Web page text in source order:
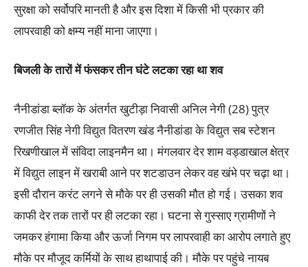
सुरक्षा को सर्वोपरि मानती है और इस दिशा में किसी भी प्रकार की
लापरवाही को क्षम्य नहीं माना जाएगा।
बिजली के तारों में फंसकर तीन घंटे लटका रहा था शव
नैनीडांडा ब्लॉक के अंतर्गत खुटीड़ा निवासी अनिल नेगी (28) पुत्र
रणजीत सिंह नेगी विद्युत वितरण खंड नैनीडांडा के विद्युत सब स्टेशन
रिखणीखाल में संविदा लाइनमैन था। मंगलवार देर शाम वड्डाखाल क्षेत्र
में विद्युत लाइन में खराबी आने पर शटडाउन लेकर वह खंभे पर चढ़ा था।
इसी दौरान करंट लगने से मौके पर ही उसकी मौत हो गई। उसका शव
काफी देर तक तारों पर ही लटका रहा। घटना से गुस्साए ग्रामीणों ने
जमकर हंगामा किया और ऊर्जा निगम पर लापरवाही का आरोप लगाते हुए
मौके पर मौजूद कर्मियों के साथ हाथापाई की। मौके पर पहुंचे नायब